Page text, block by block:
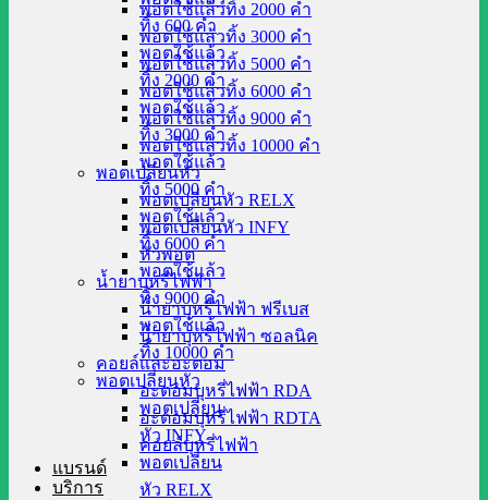
ทิ้ง 600 คำ
พอตใช้แล้ว
ทิ้ง 2000 คำ
พอตใช้แล้ว
ทิ้ง 3000 คำ
พอตใช้แล้ว
ทิ้ง 5000 คำ
พอตใช้แล้ว
ทิ้ง 6000 คำ
พอตใช้แล้ว
ทิ้ง 9000 คำ
พอตใช้แล้ว
ทิ้ง 10000 คำ
พอตเปลี่ยนหัว
พอตเปลี่ยน
หัว INFY
พอตเปลี่ยน
หัว RELX
พอตใช้แล้วทิ้ง 2000 คำ
พอตใช้แล้วทิ้ง 3000 คำ
พอตใช้แล้วทิ้ง 5000 คำ
พอตใช้แล้วทิ้ง 6000 คำ
พอตใช้แล้วทิ้ง 9000 คำ
พอตใช้แล้วทิ้ง 10000 คำ
พอตเปลี่ยนหัว
พอตเปลี่ยนหัว RELX
พอตเปลี่ยนหัว INFY
หัวพอต
น้ำยาบุหรี่ไฟฟ้า
น้ำยาบุหรี่ไฟฟ้า ฟรีเบส
น้ำยาบุหรี่ไฟฟ้า ซอลนิค
คอยล์และอะตอม
อะตอมบุหรี่ไฟฟ้า RDA
อะตอมบุหรี่ไฟฟ้า RDTA
คอยล์บุหรี่ไฟฟ้า
แบรนด์
บริการ